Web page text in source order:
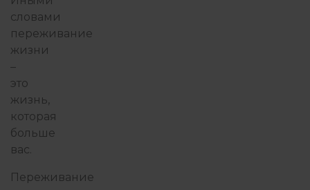
словами
переживание
жизни
–
это
жизнь,
которая
больше
вас.
Переживание